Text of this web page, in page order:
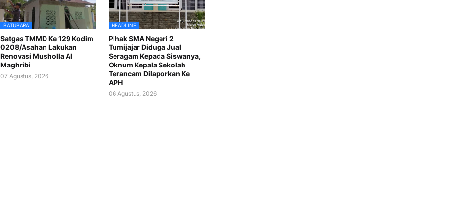
BATUBARA
Satgas TMMD Ke 129 Kodim
0208/Asahan Lakukan
Renovasi Musholla Al
Maghribi
07 Agustus, 2026
HEADLINE
Pihak SMA Negeri 2
Tumijajar Diduga Jual
Seragam Kepada Siswanya,
Oknum Kepala Sekolah
Terancam Dilaporkan Ke
APH
06 Agustus, 2026